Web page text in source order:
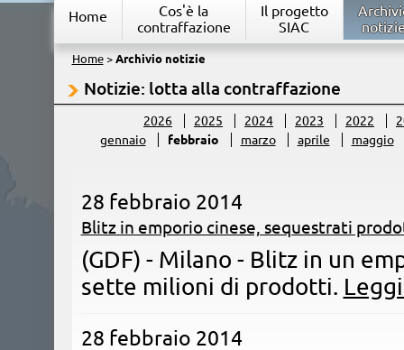
Home
Cos'è la
contraffazione
Il progetto
SIAC
Home> Archivio notizie
Notizie: lotta alla contraffazione
2026 2025 2024 2023 2022
gennaio
febbraio marzo aprile maggio
28 febbraio 2014
Blitz in emporio cinese, sequestrati
(GDF) - Milano - Blitz in un
sette milioni di prodotti.
28 febbraio 2014